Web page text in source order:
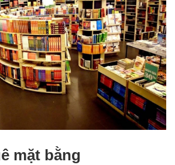
mặt bằng